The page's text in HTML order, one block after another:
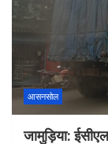
आसनसोल
जामुड़िया: